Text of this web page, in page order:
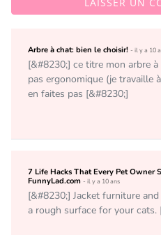
Arbre à chat: bien le choisir! - il y a 10
[&#8230;] ce titre mon arbre
pas ergonomique (je travaille
en faites pas [&#8230;]
7 Life Hacks That Every Pet Owner
FunnyLad.com - il y a 10 ans
[&#8230;] Jacket furniture
a rough surface for your cats.